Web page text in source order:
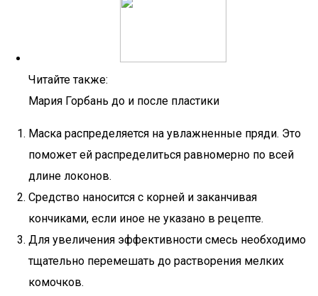
Читайте также:
Мария Горбань до и после пластики
Маска распределяется на увлажненные пряди. Это
поможет ей распределиться равномерно по всей
длине локонов.
Средство наносится с корней и заканчивая
кончиками, если иное не указано в рецепте.
Для увеличения эффективности смесь необходимо
тщательно перемешать до растворения мелких
комочков.